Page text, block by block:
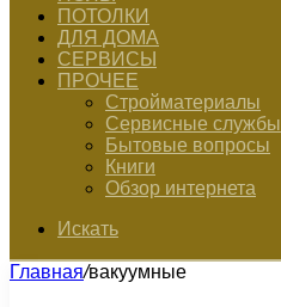
ПОТОЛКИ
ДЛЯ ДОМА
СЕРВИСЫ
ПРОЧЕЕ
Стройматериалы
Сервисные службы
Бытовые вопросы
Книги
Обзор интернета
Искать
Главная/вакуумные